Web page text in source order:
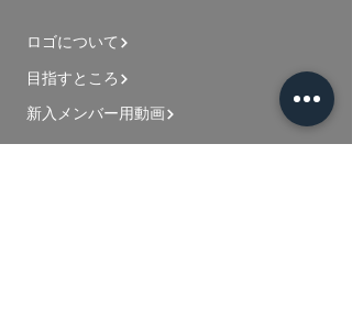
ロゴについて
目指すところ
新入メンバー用動画